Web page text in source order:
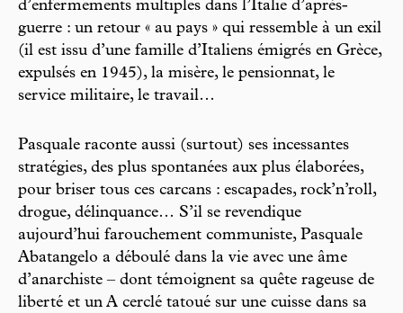
d’enfermements multiples dans l’Italie d’après-
guerre : un retour « au pays » qui ressemble à un exil
(il est issu d’une famille d’Italiens émigrés en Grèce,
expulsés en 1945), la misère, le pensionnat, le
service militaire, le travail…
Pasquale raconte aussi (surtout) ses incessantes
stratégies, des plus spontanées aux plus élaborées,
pour briser tous ces carcans : escapades, rock’n’roll,
drogue, délinquance… S’il se revendique
aujourd’hui farouchement communiste, Pasquale
Abatangelo a déboulé dans la vie avec une âme
d’anarchiste – dont témoignent sa quête rageuse de
liberté et un A cerclé tatoué sur une cuisse dans sa